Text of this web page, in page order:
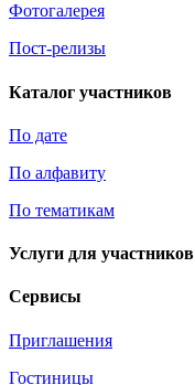
Фотогалерея
Пост-релизы
Каталог участников
По дате
По алфавиту
По тематикам
Услуги для участников
Сервисы
Приглашения
Гостиницы